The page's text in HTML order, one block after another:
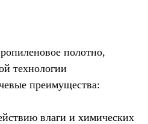
полотно,
технологии
преимущества:
влаги и химических